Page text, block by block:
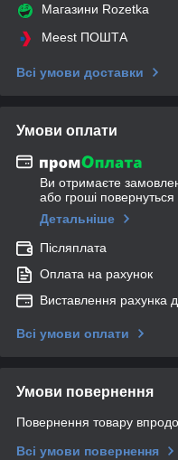
Магазини Rozetka
Meest ПОШТА
Всі умови доставки
Умови оплати
Ви отримаєте
або гроші
Детальніше
Післяплата
Оплата на рахунок
Виставлення рахунка
Всі умови оплати
Умови повернення
Повернення товару
Всі умови повернення